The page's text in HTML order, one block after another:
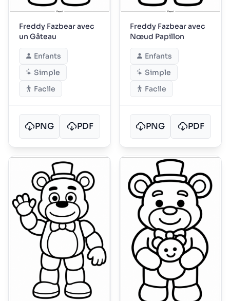
Freddy Fazbear avec
un Gâteau
Enfants
Simple
Facile
PNG PDF
Freddy Fazbear avec
Nœud Papillon
Enfants
Simple
Facile
PNG PDF